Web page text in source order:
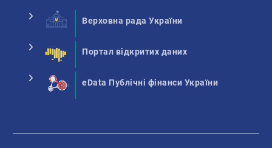
Верховна рада України
Портал відкритих даних
eData Публічні фінанси України